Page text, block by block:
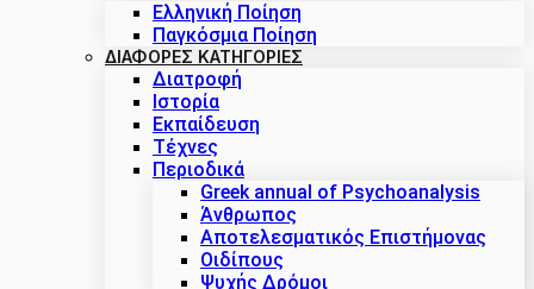
Ελληνική Ποίηση
Παγκόσμια Ποίηση
ΔΙΑΦΟΡΕΣ ΚΑΤΗΓΟΡΙΕΣ
Διατροφή
Ιστορία
Εκπαίδευση
Τέχνες
Περιοδικά
Greek annual of Psychoanalysis
Άνθρωπος
Αποτελεσματικός Επιστήμονας
Οιδίπους
Ψυχής Δρόμοι